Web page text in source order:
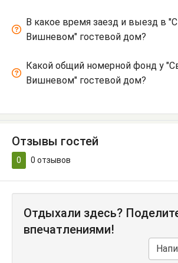
В какое время заезд и выезд в
Вишневом" гостевой дом?
Какой общий номерной фонд у
Вишневом" гостевой дом?
Отзывы гостей
0 0 отзывов
Отдыхали здесь?
впечатлениями!